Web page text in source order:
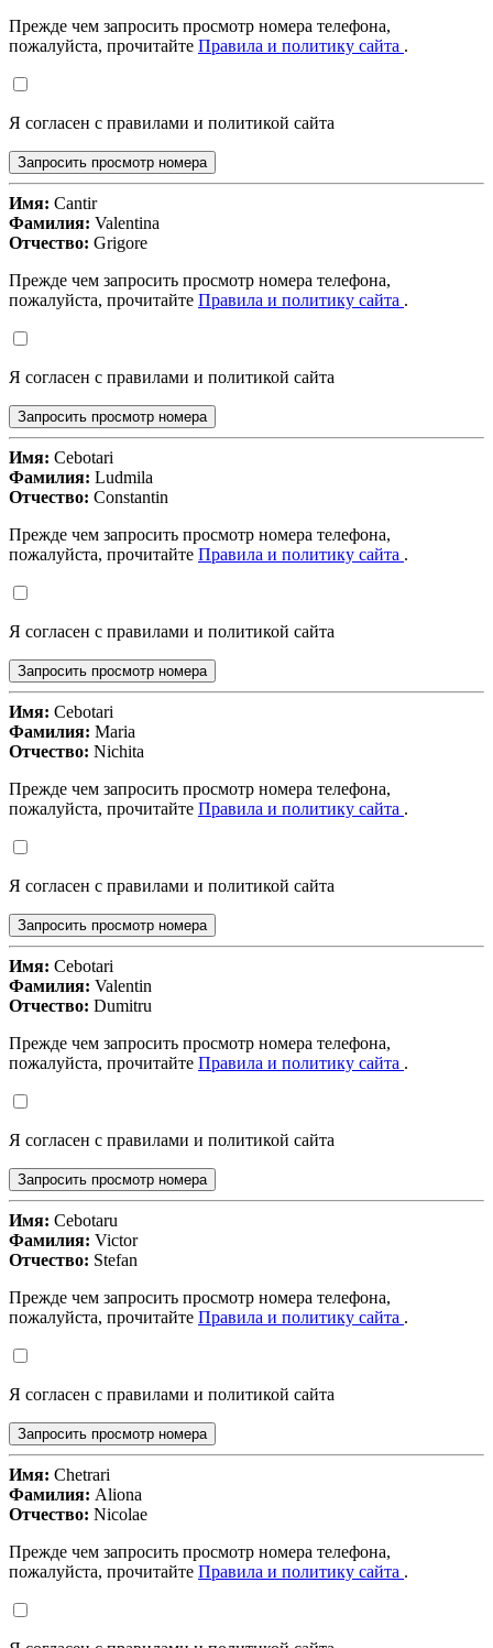
Прежде чем запросить просмотр номера телефона,
пожалуйста, прочитайте Правила и политику сайта .
Я согласен с правилами и политикой сайта
Запросить просмотр номера
Имя: Cantir
Фамилия: Valentina
Отчество: Grigore
Прежде чем запросить просмотр номера телефона,
пожалуйста, прочитайте Правила и политику сайта .
Я согласен с правилами и политикой сайта
Запросить просмотр номера
Имя: Cebotari
Фамилия: Ludmila
Отчество: Constantin
Прежде чем запросить просмотр номера телефона,
пожалуйста, прочитайте Правила и политику сайта .
Я согласен с правилами и политикой сайта
Запросить просмотр номера
Имя: Cebotari
Фамилия: Maria
Отчество: Nichita
Прежде чем запросить просмотр номера телефона,
пожалуйста, прочитайте Правила и политику сайта .
Я согласен с правилами и политикой сайта
Запросить просмотр номера
Имя: Cebotari
Фамилия: Valentin
Отчество: Dumitru
Прежде чем запросить просмотр номера телефона,
пожалуйста, прочитайте Правила и политику сайта .
Я согласен с правилами и политикой сайта
Запросить просмотр номера
Имя: Cebotaru
Фамилия: Victor
Отчество: Stefan
Прежде чем запросить просмотр номера телефона,
пожалуйста, прочитайте Правила и политику сайта .
Я согласен с правилами и политикой сайта
Запросить просмотр номера
Имя: Chetrari
Фамилия: Aliona
Отчество: Nicolae
Прежде чем запросить просмотр номера телефона,
пожалуйста, прочитайте Правила и политику сайта .